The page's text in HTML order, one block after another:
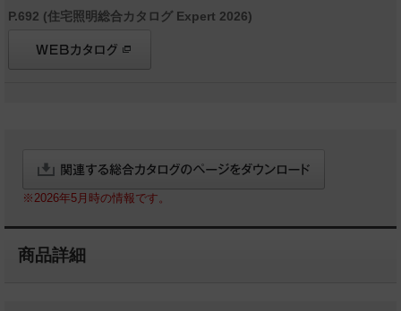
P.692 (住宅照明総合カタログ Expert 2026)
※2026年5月時の情報です。
商品詳細